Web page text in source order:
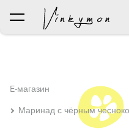
был добавлен в корзину.
E-магазин
Маринад с чёрным